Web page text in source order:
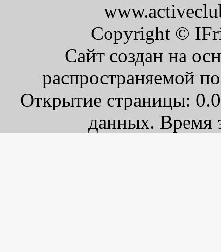
Copyright ©
Сайт создан на
распространяемой
Открытие страницы:
данных. Время